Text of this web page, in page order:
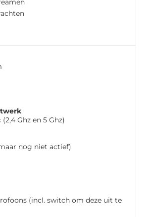
(2,4 Ghz en 5 Ghz)
nog niet actief)
(incl. switch om deze uit te